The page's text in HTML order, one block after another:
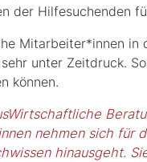
der Hilfesuchenden
Mitarbeiter*innen in
unter Zeitdruck.
können.
nehmen sich für
hinausgeht.